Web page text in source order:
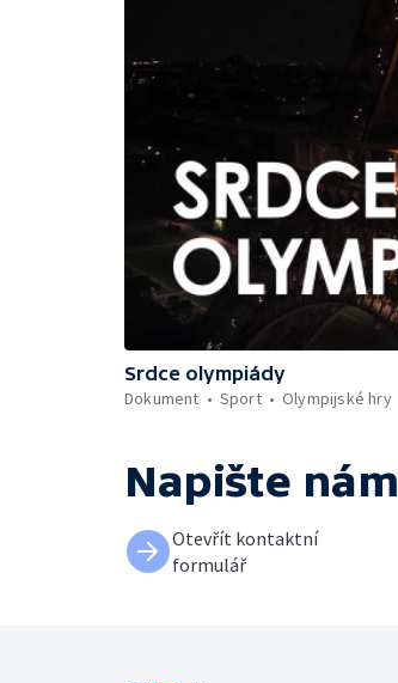
Srdce olympiády
Dokument
Sport Olympijské hry
Napište nám
Otevřít kontaktní
formulář